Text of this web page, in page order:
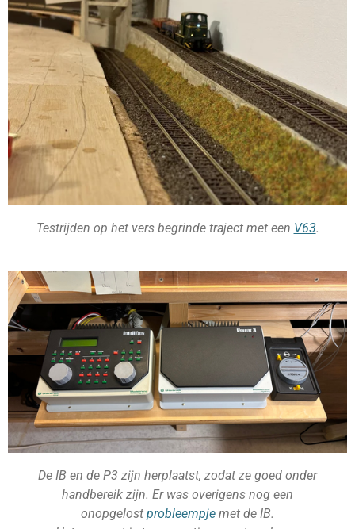
Testrijden op het vers begrinde traject met een V63.
De IB en de P3 zijn herplaatst, zodat ze goed onder
handbereik zijn. Er was overigens nog een
onopgelost probleempje met de IB.